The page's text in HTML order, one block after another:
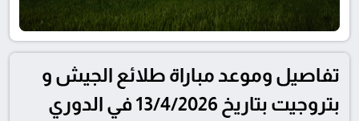
تفاصيل وموعد مباراة طلائع الجيش و
بتروجيت بتاريخ 13/4/2026 في الدوري